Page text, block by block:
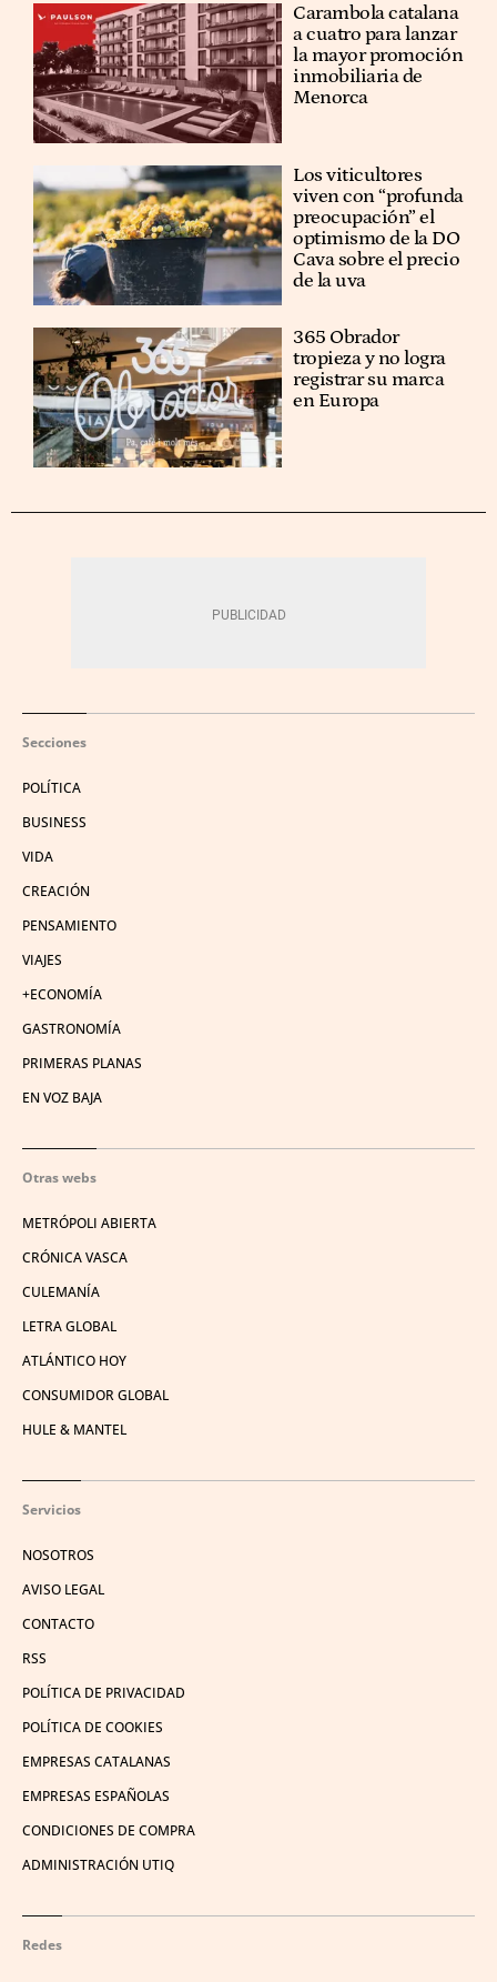
Carambola catalana
a cuatro para lanzar
la mayor promoción
inmobiliaria de
Menorca
Los viticultores
viven con “profunda
preocupación” el
optimismo de la DO
Cava sobre el precio
de la uva
365 Obrador
tropieza y no logra
registrar su marca
en Europa
Secciones
POLÍTICA
BUSINESS
VIDA
CREACIÓN
PENSAMIENTO
VIAJES
+ECONOMÍA
GASTRONOMÍA
PRIMERAS PLANAS
EN VOZ BAJA
Otras webs
METRÓPOLI ABIERTA
CRÓNICA VASCA
CULEMANÍA
LETRA GLOBAL
ATLÁNTICO HOY
CONSUMIDOR GLOBAL
HULE & MANTEL
Servicios
NOSOTROS
AVISO LEGAL
CONTACTO
RSS
POLÍTICA DE PRIVACIDAD
POLÍTICA DE COOKIES
EMPRESAS CATALANAS
EMPRESAS ESPAÑOLAS
CONDICIONES DE COMPRA
ADMINISTRACIÓN UTIQ
Redes